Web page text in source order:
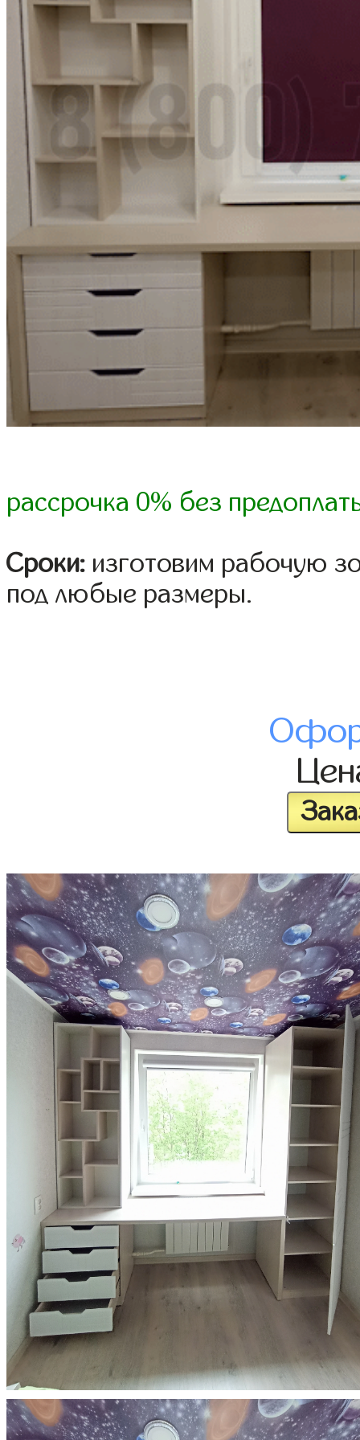
рассрочка 0% без
Сроки: изготовим рабочую
под любые размеры.